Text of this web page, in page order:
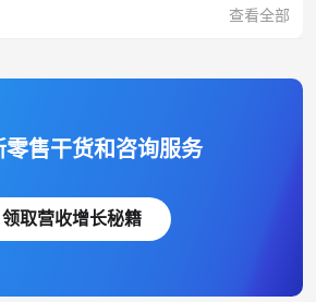
查看全部
零售干货和咨询服务
领取营收增长秘籍